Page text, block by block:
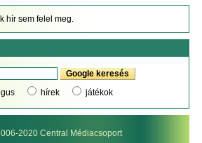
hír sem felel meg.
hírek játékok
2020 Central Médiacsoport